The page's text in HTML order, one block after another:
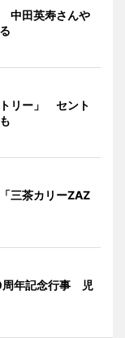
中田英寿さんや
リー」 セント
三茶カリーZAZ
周年記念行事 児